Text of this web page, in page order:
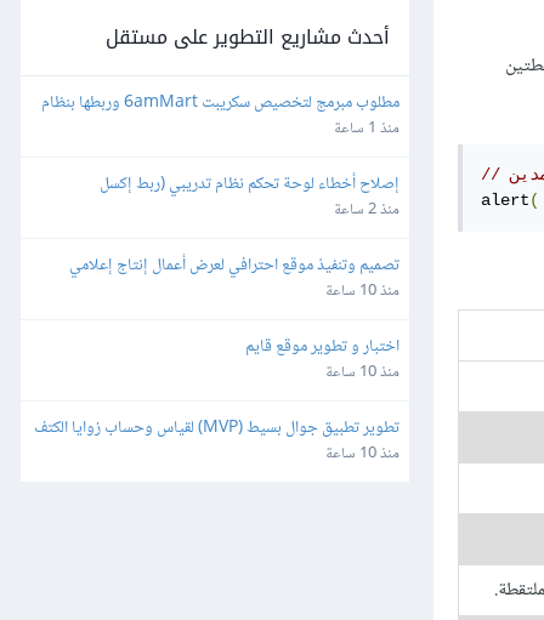
alert(
أحدث مشاريع التطوير على مستقل
المحاسبة "دفترة" وبوابات الدفع في مصر
منذ 1 ساعة
وصلاحيات)
منذ 2 ساعة
تصميم وتنفيذ موقع احترافي لعرض أعمال إنتاج إعلامي
منذ 10 ساعة
اختبار و تطوير موقع قايم
منذ 10 ساعة
تطوير تطبيق جوال بسيط (MVP) لقياس وحساب زوايا الكتف
منذ 10 ساعة